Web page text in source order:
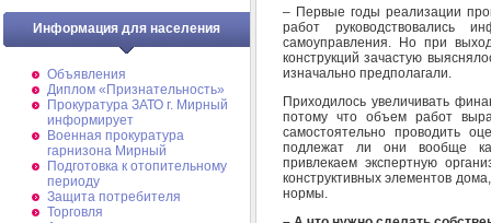
Информация для населения
Объявления
Диплом «Признательность»
Прокуратура ЗАТО г. Мирный
информирует
Военная прокуратура
гарнизона Мирный
Подготовка к отопительному
периоду
Защита потребителя
Торговля
– Первые годы реализации
работ руководствовались
самоуправления. Но при
конструкций зачастую
изначально предполагали.
Приходилось увеличивать
потому что объем работ
самостоятельно проводить
подлежат ли они вообще
привлекаем экспертную
конструктивных элементов
нормы.